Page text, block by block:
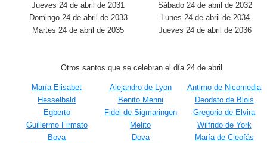
Jueves 24 de abril de 2031
Sábado 24 de abril de 2032
Domingo 24 de abril de 2033
Lunes 24 de abril de 2034
Martes 24 de abril de 2035
Jueves 24 de abril de 2036
Otros santos que se celebran el día 24 de abril
María Elisabet
Hesselbald
Alejandro de Lyon
Antimo de Nicomedia
Benito Menni
Deodato de Blois
Egberto
Fidel de Sigmaringen
Gregorio de Elvira
Guillermo Firmato
Melito
Wilfrido de York
Bova
Dova
María de Cleofás